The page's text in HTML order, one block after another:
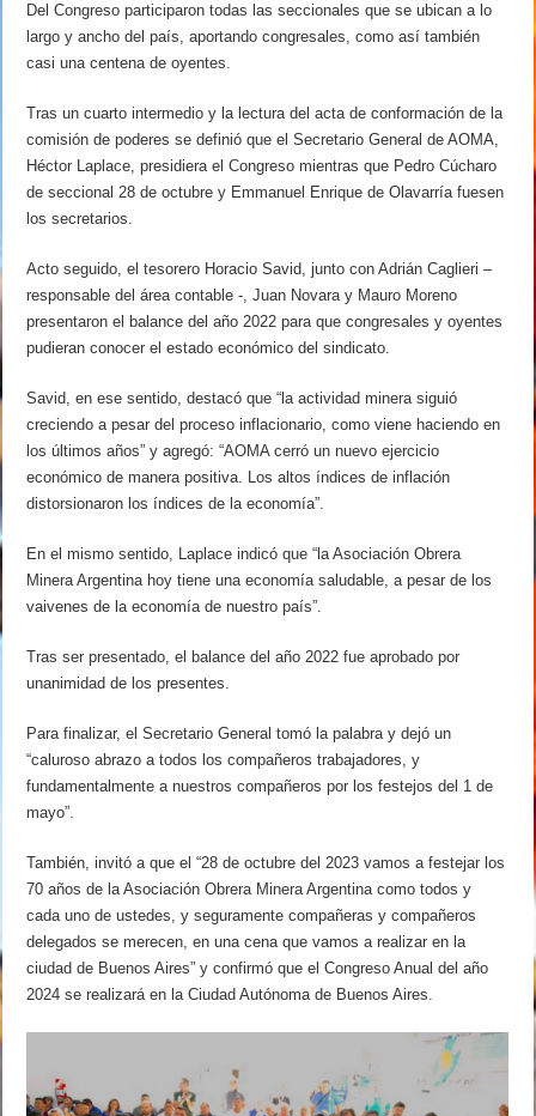
Del Congreso participaron todas las seccionales que se ubican a lo
largo y ancho del país, aportando congresales, como así también
casi una centena de oyentes.
Tras un cuarto intermedio y la lectura del acta de conformación de la
comisión de poderes se definió que el Secretario General de AOMA,
Héctor Laplace, presidiera el Congreso mientras que Pedro Cúcharo
de seccional 28 de octubre y Emmanuel Enrique de Olavarría fuesen
los secretarios.
Acto seguido, el tesorero Horacio Savid, junto con Adrián Caglieri –
responsable del área contable -, Juan Novara y Mauro Moreno
presentaron el balance del año 2022 para que congresales y oyentes
pudieran conocer el estado económico del sindicato.
Savid, en ese sentido, destacó que “la actividad minera siguió
creciendo a pesar del proceso inflacionario, como viene haciendo en
los últimos años” y agregó: “AOMA cerró un nuevo ejercicio
económico de manera positiva. Los altos índices de inflación
distorsionaron los índices de la economía”.
En el mismo sentido, Laplace indicó que “la Asociación Obrera
Minera Argentina hoy tiene una economía saludable, a pesar de los
vaivenes de la economía de nuestro país”.
Tras ser presentado, el balance del año 2022 fue aprobado por
unanimidad de los presentes.
Para finalizar, el Secretario General tomó la palabra y dejó un
“caluroso abrazo a todos los compañeros trabajadores, y
fundamentalmente a nuestros compañeros por los festejos del 1 de
mayo”.
También, invitó a que el “28 de octubre del 2023 vamos a festejar los
70 años de la Asociación Obrera Minera Argentina como todos y
cada uno de ustedes, y seguramente compañeras y compañeros
delegados se merecen, en una cena que vamos a realizar en la
ciudad de Buenos Aires” y confirmó que el Congreso Anual del año
2024 se realizará en la Ciudad Autónoma de Buenos Aires.